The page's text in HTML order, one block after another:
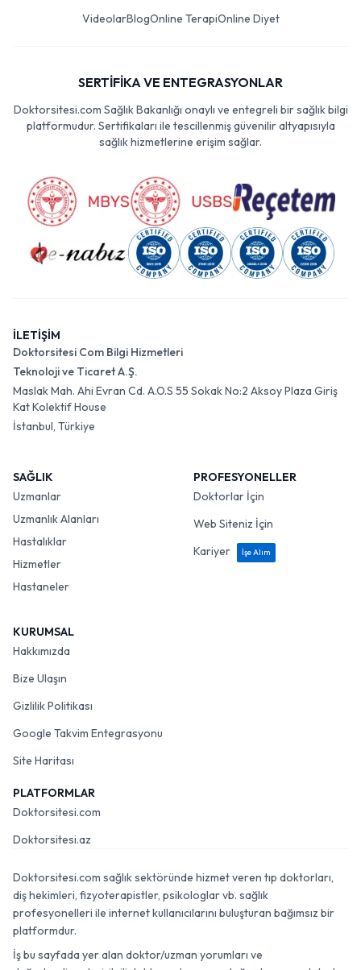
VideolarBlogOnline TerapiOnline Diyet
SERTİFİKA VE ENTEGRASYONLAR
Doktorsitesi.com Sağlık Bakanlığı onaylı ve entegreli bir sağlık bilgi
platformudur. Sertifikaları ile tescillenmiş güvenilir altyapısıyla
sağlık hizmetlerine erişim sağlar.
İLETİŞİM
Doktorsitesi Com Bilgi Hizmetleri
Teknoloji ve Ticaret A.Ş.
Maslak Mah. Ahi Evran Cd. A.O.S 55 Sokak No:2 Aksoy Plaza Giriş
Kat Kolektif House
İstanbul, Türkiye
SAĞLIK
Uzmanlar
Uzmanlık Alanları
Hastalıklar
Hizmetler
Hastaneler
PROFESYONELLER
Doktorlar İçin
Web Siteniz İçin
Kariyer
İşe Alım
KURUMSAL
Hakkımızda
Bize Ulaşın
Gizlilik Politikası
Google Takvim Entegrasyonu
Site Haritası
PLATFORMLAR
Doktorsitesi.com
Doktorsitesi.az
Doktorsitesi.com sağlık sektöründe hizmet veren tıp doktorları,
diş hekimleri, fizyoterapistler, psikologlar vb. sağlık
profesyonelleri ile internet kullanıcılarını buluşturan bağımsız bir
platformdur.
İş bu sayfada yer alan doktor/uzman yorumları ve